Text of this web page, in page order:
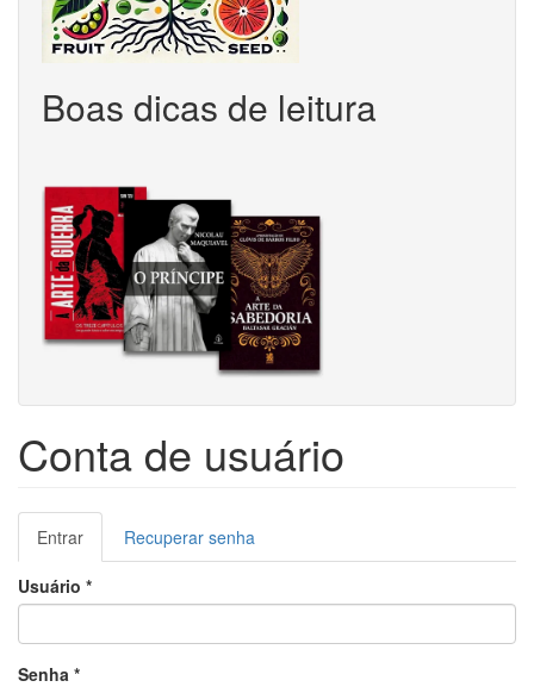
Boas dicas de leitura
Conta de usuário
Abas
primárias
Entrar
ativa)
Recuperar senha
Usuário *
Senha *